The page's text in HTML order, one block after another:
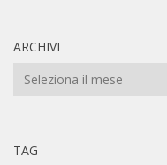
ARCHIVI
Archivi
TAG